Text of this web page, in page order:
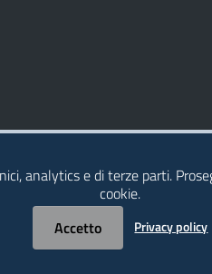
analytics e di terze parti.
cookie.
Accetto
Privacy policy